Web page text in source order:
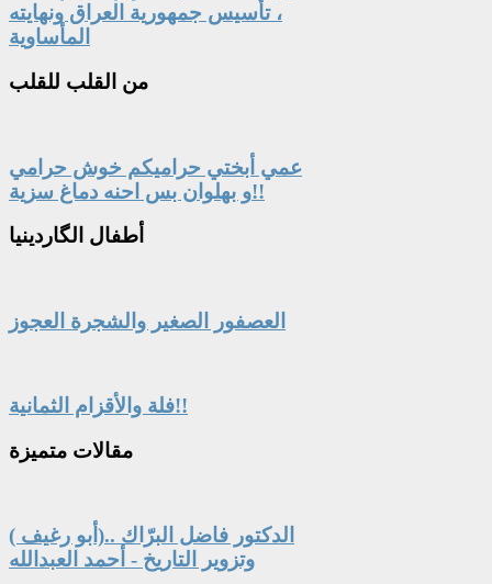
، تأسيس جمهورية العراق ونهايته
المأساوية
من القلب للقلب
عمي أبختي حراميكم خوش حرامي
و بهلوان بس احنه دماغ سزية!!
أطفال الگاردينيا
العصفور الصغير والشجرة العجوز
فلة والأقزام الثمانية!!
مقالات متميزة
الدكتور فاضل البرّاك ..(أبو رغيف )
وتزوير التاريخ - أحمد العبدالله